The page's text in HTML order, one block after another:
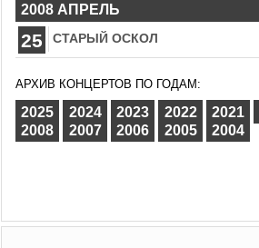
2008 АПРЕЛЬ
25 СТАРЫЙ ОСКОЛ
АРХИВ КОНЦЕРТОВ ПО ГОДАМ:
2025 2024 2023 2022 2021
2008
2007 2006 2005 2004